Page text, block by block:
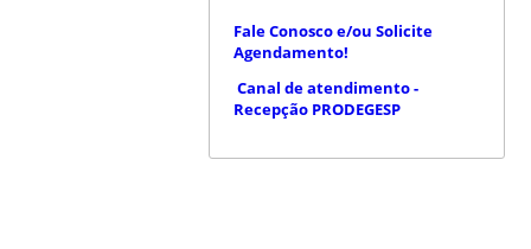
Fale Conosco e/ou Solicite
Agendamento!
Canal de atendimento -
Recepção PRODEGESP